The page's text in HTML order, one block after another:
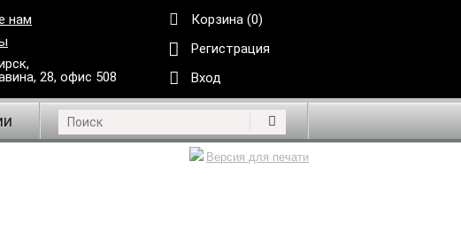
нам
28, офис 508
Корзина (0)
Регистрация
Вход
Версия для печати